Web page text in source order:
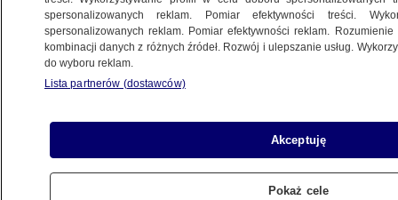
Gonitwy na torze wyścigów konnych
odwołane
WARSZAWA
Miał ratować konie przed rzeźnią.
"Środki przeznaczał na własne cele"
spersonalizowanych reklam. Pomiar efektywności treści.
spersonalizowanych reklam. Pomiar efektywności reklam.
kombinacji danych z różnych źródeł. Rozwój i ulepszanie usług.
do wyboru reklam.
Lista partnerów (dostawców)
Akceptuję
Pokaż cele